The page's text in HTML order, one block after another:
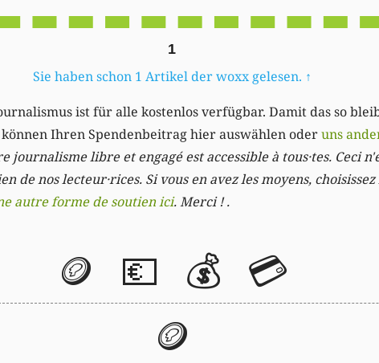
1
Sie haben schon 1 Artikel der woxx gelesen. ↑
ist für alle kostenlos verfügbar. Damit das so
Ihren Spendenbeitrag hier auswählen oderuns
journalisme libre et engagé est accessible à tous·tes. Ceci
de nos lecteur·rices. Si vous en avez les moyens,
autre forme de soutien ici. Merci ! .
🪙 💶 💰 💳
🪙